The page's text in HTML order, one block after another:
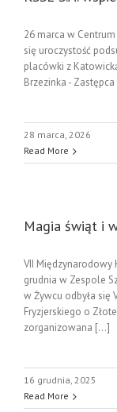
26 marca w
się uroczystość
placówki z
Brzezinka -
28 marca, 2026
Read More
Magia świąt i
VII Międzynarodowy
grudnia w Zespole
w Żywcu odbyła się
Fryzjerskiego o
zorganizowana [...]
16 grudnia, 2025
Read More